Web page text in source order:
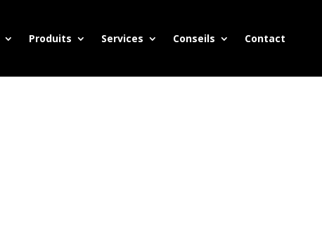
Produits Services Conseils Contact